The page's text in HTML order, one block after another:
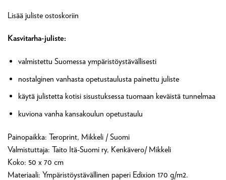
Lisää juliste ostoskoriin
Kasvitarha-juliste:
valmistettu Suomessa ympäristöystävällisesti
nostalginen vanhasta opetustaulusta painettu juliste
käytä julistetta kotisi sisustuksessa tuomaan keväistä tunnelmaa
kuviona vanha kansakoulun opetustaulu
Painopaikka: Teroprint, Mikkeli / Suomi
Valmistuttaja: Taito Itä-Suomi ry, Kenkävero/ Mikkeli
Koko: 50 x 70 cm
Materiaali: Ympäristöystävällinen paperi Edixion 170 g/m2.